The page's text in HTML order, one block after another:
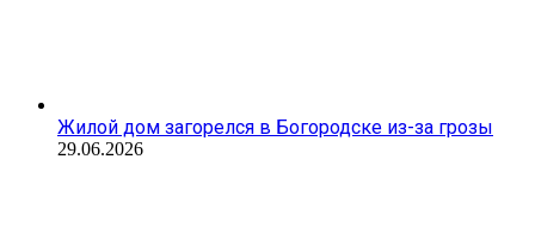
Жилой дом загорелся в Богородске из-за грозы
29.06.2026